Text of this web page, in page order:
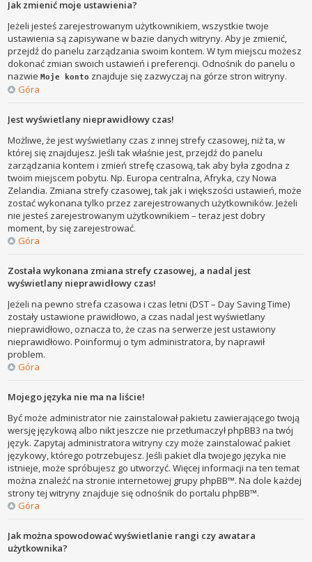
Jak zmienić moje ustawienia?
Jeżeli jesteś zarejestrowanym użytkownikiem, wszystkie twoje
ustawienia są zapisywane w bazie danych witryny. Aby je zmienić,
przejdź do panelu zarządzania swoim kontem. W tym miejscu możesz
dokonać zmian swoich ustawień i preferencji. Odnośnik do panelu o
nazwieMoje konto znajduje się zazwyczaj na górze stron witryny.
Góra
Jest wyświetlany nieprawidłowy czas!
Możliwe, że jest wyświetlany czas z innej strefy czasowej, niż ta, w
której się znajdujesz. Jeśli tak właśnie jest, przejdź do panelu
zarządzania kontem i zmień strefę czasową, tak aby była zgodna z
twoim miejscem pobytu. Np. Europa centralna, Afryka, czy Nowa
Zelandia. Zmiana strefy czasowej, tak jak i większości ustawień, może
zostać wykonana tylko przez zarejestrowanych użytkowników. Jeżeli
nie jesteś zarejestrowanym użytkownikiem – teraz jest dobry
moment, by się zarejestrować.
Góra
Została wykonana zmiana strefy czasowej, a nadal jest
wyświetlany nieprawidłowy czas!
Jeżeli na pewno strefa czasowa i czas letni (DST – Day Saving Time)
zostały ustawione prawidłowo, a czas nadal jest wyświetlany
nieprawidłowo, oznacza to, że czas na serwerze jest ustawiony
nieprawidłowo. Poinformuj o tym administratora, by naprawił
problem.
Góra
Mojego języka nie ma na liście!
Być może administrator nie zainstalował pakietu zawierającego twoją
wersję językową albo nikt jeszcze nie przetłumaczył phpBB3 na twój
język. Zapytaj administratora witryny czy może zainstalować pakiet
językowy, którego potrzebujesz. Jeśli pakiet dla twojego języka nie
istnieje, może spróbujesz go utworzyć. Więcej informacji na ten temat
można znaleźć na stronie internetowej grupy phpBB™. Na dole każdej
strony tej witryny znajduje się odnośnik do portalu phpBB™.
Góra
Jak można spowodować wyświetlanie rangi czy awatara
użytkownika?